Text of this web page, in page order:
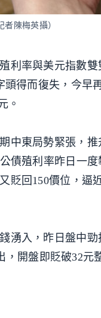
者陳梅英攝）
利率與美元指數
得而復失，今早
。
中東局勢緊張，
債殖利率昨日一
貶回150價位，逼
湧入，昨日盤中
，開盤即貶破32元